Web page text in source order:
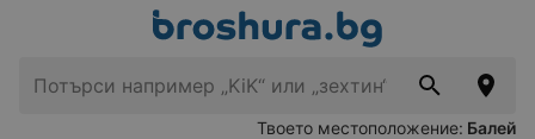
Твоето местоположение: Балей